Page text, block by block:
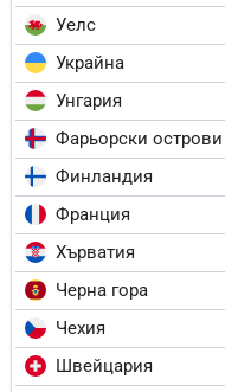
Уелс
Украйна
Унгария
Фарьорски острови
Финландия
Франция
Хърватия
Черна гора
Чехия
Швейцария